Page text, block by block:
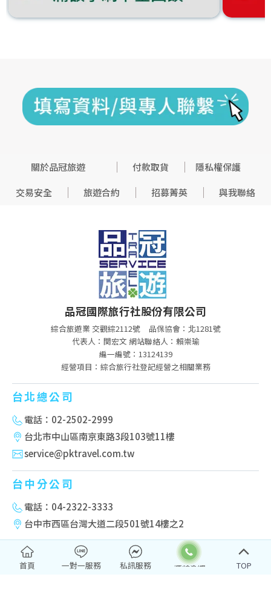
關於品冠旅遊 付款取貨
隱私權保護
交易安全
旅遊合約 招募菁英 與我聯絡
品冠國際旅行社股份有限公司
綜合旅遊業 交觀綜2112號
品保協會：北1281號
代表人：関宏文 網站聯絡人：賴崇瑜
編一編號：13124139
經營項目：綜合旅行社登記經營之相關業務
台北總公司
電話：02-2502-2999
台北市中山區南京東路3段103號11樓
service@pktravel.com.tw
台中分公司
電話：04-2322-3333
台中市西區台灣大道二段501號14樓之2
高雄分公司
首頁 一對一服務 私訊服務 TOP